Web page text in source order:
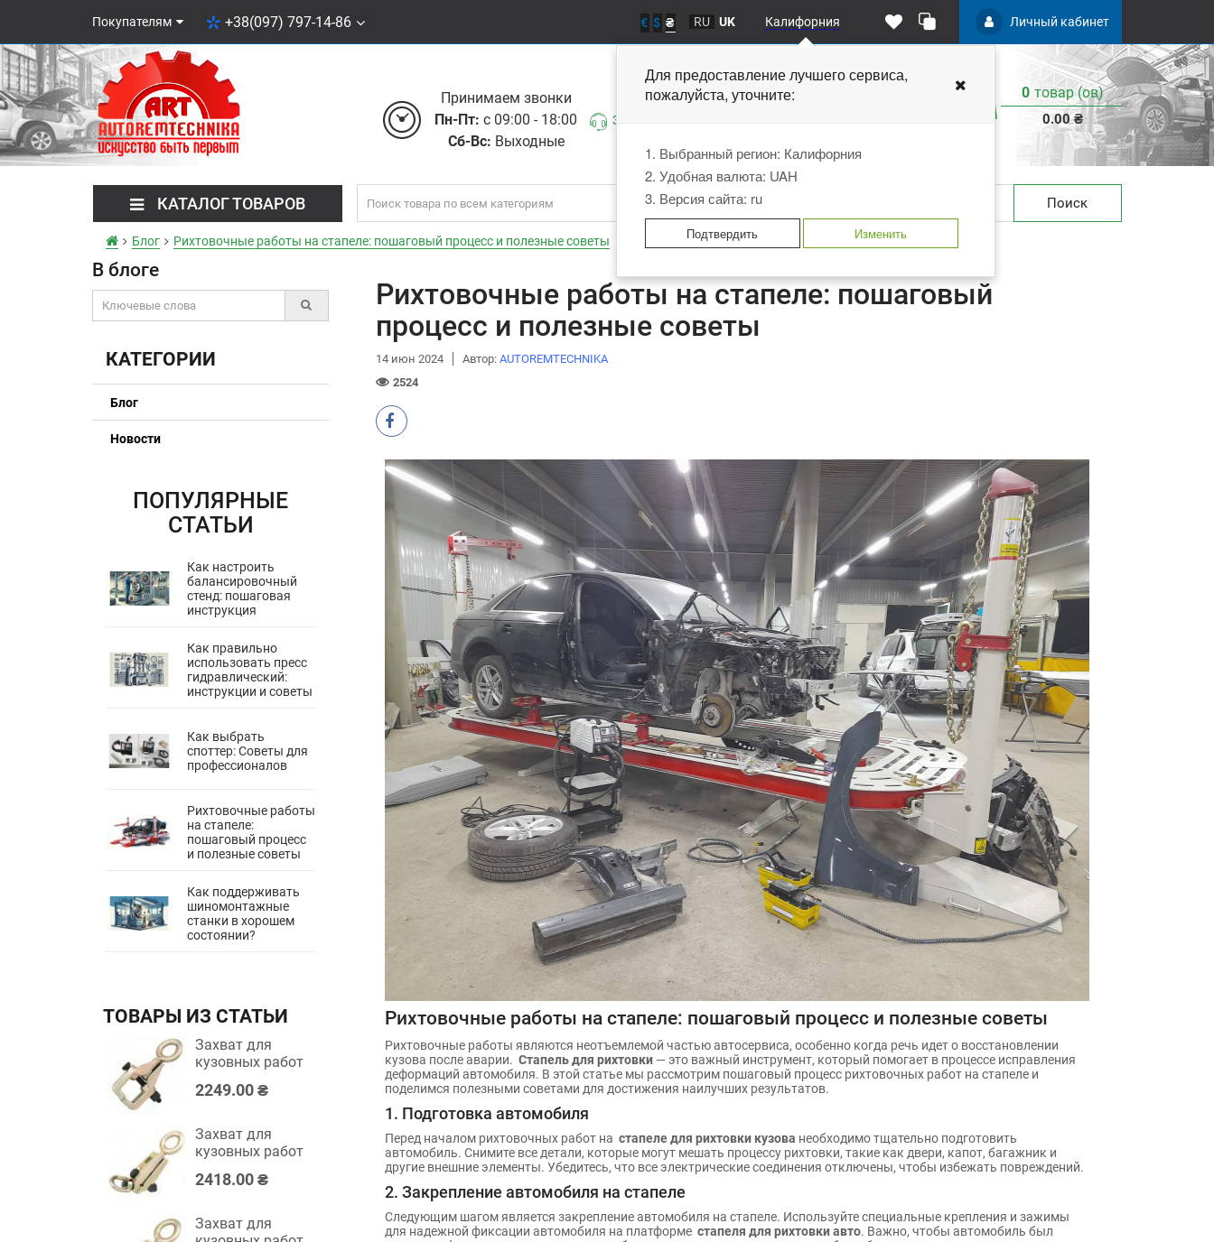
Покупателям +38(097) 797-14-86 € $ ₴ RU UK Калифорния
Для предоставление лучшегосервиса,
пожалуйста, уточните:
1. Выбранный регион: Калифорния
2. Удобная валюта: UAH
3. Версия сайта: ru
Подтвердить Изменить
Личный кабинет
Принимаем звонки
Пн-Пт: с 09:00 - 18:00
Сб-Вс: Выходные
Заказать звонок
0 товар (ов)
0.00 ₴
КАТАЛОГ ТОВАРОВ Поиск
Блог Рихтовочные работы на стапеле: пошаговый процесс и полезные советы
В блоге
КАТЕГОРИИ
Блог
Новости
ПОПУЛЯРНЫЕ
СТАТЬИ
Как настроить
балансировочный
стенд: пошаговая
инструкция
Как правильно
использовать пресс
гидравлический:
инструкции и советы
Как выбрать
споттер: Советы для
профессионалов
Рихтовочные работы
на стапеле:
пошаговый процесс
и полезные советы
Как поддерживать
шиномонтажные
станки в хорошем
состоянии?
ТОВАРЫ ИЗ СТАТЬИ
Захват для
кузовных работ
JFDB0303
2249.00 ₴
Захват для
кузовных работ
TOPTUL
2418.00 ₴
Захват для
Рихтовочные работы на стапеле: пошаговый
процесс и полезные советы
14 июн 2024 Автор:АUTOREMTECHNIKA
2524
Рихтовочные работы на стапеле: пошаговый процесс и полезные советы
Рихтовочные работы являются неотъемлемой частью автосервиса, особенно когда речь идет о восстановлении
кузова после аварии. Стапель для рихтовки— это важный инструмент, который помогает в процессе исправления
деформаций автомобиля. В этой статье мы рассмотрим пошаговый процесс рихтовочных работ на стапеле и
поделимся полезными советами для достижения наилучших результатов.
1. Подготовка автомобиля
Перед началом рихтовочных работ на стапеле для рихтовки кузова необходимо тщательно подготовить
автомобиль. Снимите все детали, которые могут мешать процессу рихтовки, такие как двери, капот, багажник и
другие внешние элементы. Убедитесь, что все электрические соединения отключены, чтобы избежать повреждений.
2. Закрепление автомобиля на стапеле
Следующим шагом является закрепление автомобиля на стапеле. Используйте специальные крепления и зажимы
для надежной фиксации автомобиля на платформе стапеля для рихтовки авто. Важно, чтобы автомобиль был